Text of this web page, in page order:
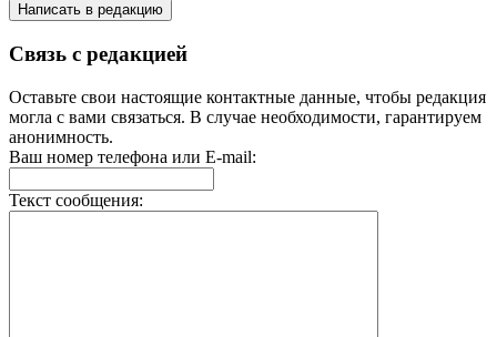
Написать в редакцию
Связь с редакцией
Оставьте свои настоящие контактные данные, чтобы редакция
могла с вами связаться. В случае необходимости, гарантируем
анонимность.
Ваш номер телефона или E-mail:
Текст сообщения: